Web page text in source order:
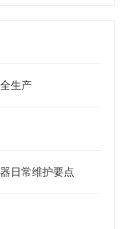
生产
日常维护要点